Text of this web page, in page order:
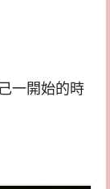
一開始的時